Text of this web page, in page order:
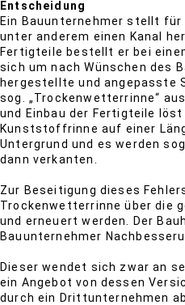
Entscheidung
Ein Bauunternehmer stellt
unter anderem einen Kanal
Fertigteile bestellt er bei
sich um nach Wünschen des
hergestellte und angepasste
sog. „Trockenwetterrinne“
und Einbau der Fertigteile
Kunststoffrinne auf einer
Untergrund und es werden
dann verkanten.
Zur Beseitigung dieses
Trockenwetterrinne über die
und erneuert werden. Der
Bauunternehmer
Dieser wendet sich zwar an
ein Angebot von dessen
durch ein Drittunternehmen